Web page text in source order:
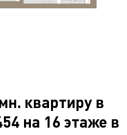
квартиру в
на 16 этаже в